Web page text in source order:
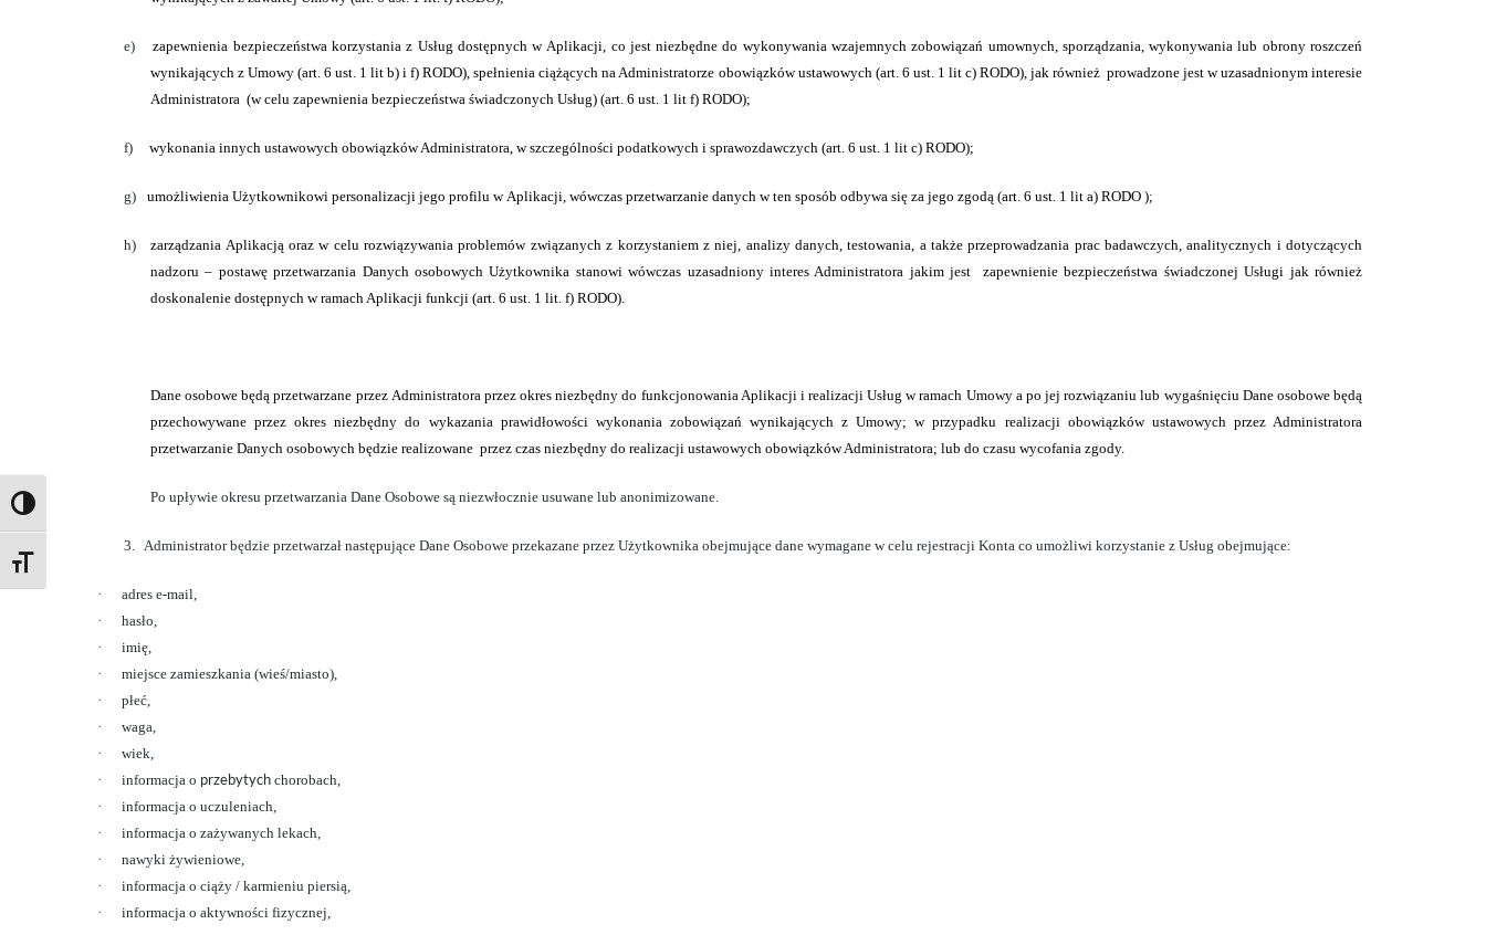
PRZEŁĄCZ WYSOKI KONTRAST
ZMIEŃ ROZMIAR CZCIONEK
e)
zapewnienia bezpieczeństwa korzystania z Usług dostępnych w Aplikacji, co jest niezbędne do wykonywania wzajemnych zobowiązań umownych, sporządzania, wykonywania lub obrony roszczeń
wynikających z Umowy(art. 6 ust. 1 lit b) i f) RODO), spełnienia ciążących na Administratorze obowiązków ustawowych (art. 6 ust. 1 lit c) RODO), jak również prowadzone jest w uzasadnionym interesie
Administratora (w celu zapewnienia bezpieczeństwa świadczonych Usług) (art. 6 ust. 1 lit f) RODO);
f) wykonania innych ustawowych obowiązków Administratora, w szczególności podatkowych i sprawozdawczych (art. 6 ust. 1 lit c) RODO);
g) umożliwienia Użytkownikowi personalizacji jego profilu w Aplikacji, wówczas przetwarzanie danych w ten sposób odbywa się za jego zgodą (art. 6 ust. 1 lit a) RODO );
h)
zarządzania Aplikacją oraz w celu rozwiązywania problemów związanych z korzystaniem z niej, analizy danych, testowania, a także przeprowadzania prac badawczych, analitycznych i dotyczących
nadzoru – postawę przetwarzania Danych osobowych Użytkownika stanowi wówczas uzasadniony interes Administratora jakim jest
zapewnienie bezpieczeństwa świadczonej Usługi jak również
doskonalenie dostępnych w ramach Aplikacji funkcji (art. 6 ust. 1 lit. f) RODO).
Dane osobowe będą przetwarzane przez Administratora przez okres niezbędny do funkcjonowania Aplikacji i realizacji Usług w ramach Umowy a po jej rozwiązaniu lub wygaśnięciu Dane osobowe będą
przechowywane przez okres niezbędny do wykazania prawidłowości wykonania zobowiązań wynikających z Umowy; w przypadku realizacji obowiązków ustawowych przez Administratora
przetwarzanie Danych osobowych będzie realizowane przez czas niezbędny do realizacji ustawowych obowiązków Administratora; lub do czasu wycofania zgody.
Po upływie okresu przetwarzania Dane Osobowe są niezwłocznie usuwane lub anonimizowane.
3. Administrator będzie przetwarzał następujące Dane Osobowe przekazane przez Użytkownika obejmujące dane wymagane w celu rejestracji Konta co umożliwi korzystanie z Usług obejmujące:
·
adres e-mail,
·
hasło,
·
imię,
·
miejsce zamieszkania (wieś/miasto),
·
płeć,
·
waga,
·
wiek,
·
informacja o przebytych chorobach,
·
informacja o uczuleniach,
·
informacja o zażywanych lekach,
·
nawyki żywieniowe,
·
informacja o ciąży / karmieniu piersią,
·
informacja o aktywności fizycznej,